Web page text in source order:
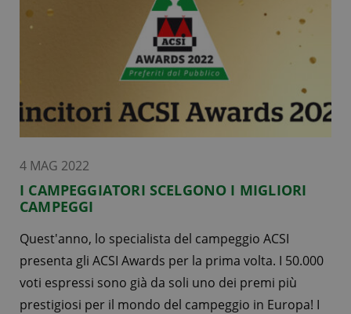
4 MAG 2022
I CAMPEGGIATORI SCELGONO I MIGLIORI
CAMPEGGI
Quest'anno, lo specialista del campeggio ACSI
presenta gli ACSI Awards per la prima volta. I 50.000
voti espressi sono già da soli uno dei premi più
prestigiosi per il mondo del campeggio in Europa! I